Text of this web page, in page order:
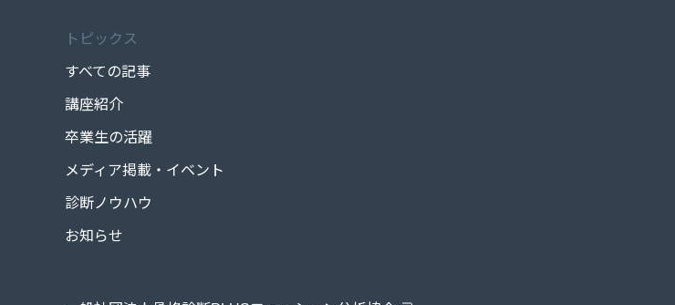
トピックス
すべての記事
講座紹介
卒業生の活躍
メディア掲載・イベント
診断ノウハウ
お知らせ